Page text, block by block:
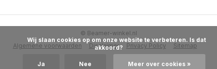
Algemene voorwaarden Disclaimer Privacy Policy Sitemap
© Beamer-winkel.nl
akkoord?
Ja Nee Meer over cookies »